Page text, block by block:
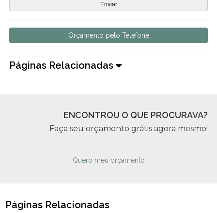
Orçamento pelo Telefone
Páginas Relacionadas
ENCONTROU O QUE PROCURAVA?
Faça seu orçamento grátis agora mesmo!
Quero meu orçamento
Páginas Relacionadas